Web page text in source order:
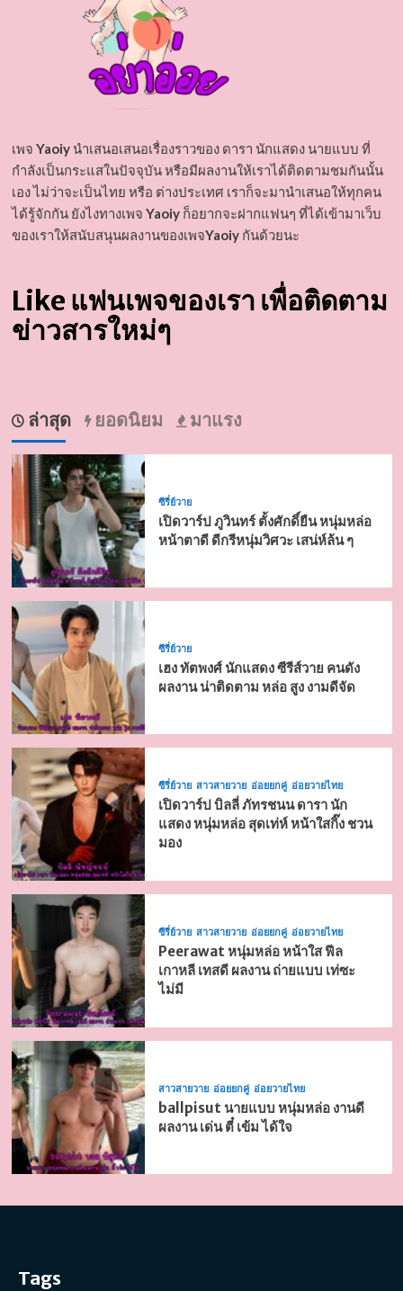
เพจ Yaoiyนำเสนอเสนอเรื่องราวของ ดารา นักแสดง นายแบบ ที่
กำลังเป็นกระแสในปัจจุบัน หรือมีผลงานให้เราได้ติดตามชมกันนั้น
เอง ไม่ว่าจะเป็นไทย หรือ ต่างประเทศ เราก็จะมานำเสนอให้ทุกคน
ได้รู้จักกัน ยังไงทางเพจ Yaoiyก็อยากจะฝากแฟนๆ ที่ได้เข้ามาเว็บ
ของเราให้สนับสนุนผลงานของเพจYaoiyกันด้วยนะ
Like แฟนเพจของเรา เพื่อติดตาม
ข่าวสารใหม่ๆ
ล่าสุด ยอดนิยม มาแรง
ซีรี่ย์วาย
เปิดวาร์ป ภูวินทร์ ตั้งศักดิ์ยืน หนุ่มหล่อ
หน้าตาดี ดีกรีหนุ่มวิศวะ เสน่ห์ล้น ๆ
ซีรี่ย์วาย
เฮง ทัตพงศ์ นักแสดง ซีรีส์วาย คนดัง
ผลงาน น่าติดตาม หล่อ สูง งามดีจัด
ซีรี่ย์วาย สาวสายวาย อ่อยยกคู่ อ่อยวายไทย
เปิดวาร์ป บิลลี่ ภัทรชนน ดารา นัก
แสดง หนุ่มหล่อ สุดเท่ห์ หน้าใสกิ๊ง ชวน
มอง
ซีรี่ย์วาย สาวสายวาย อ่อยยกคู่ อ่อยวายไทย
Peerawat หนุ่มหล่อ หน้าใส ฟีล
เกาหลี เทสดี ผลงาน ถ่ายแบบ เท่ซะ
ไม่มี
สาวสายวาย อ่อยยกคู่ อ่อยวายไทย
ballpisut นายแบบ หนุ่มหล่อ งานดี
ผลงาน เด่น ตี๋ เข้ม ได้ใจ
Tags